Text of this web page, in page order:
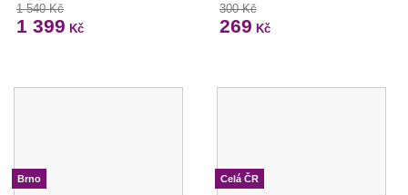
1 540 Kč
1 399 Kč
300 Kč
269 Kč
Brno Celá ČR